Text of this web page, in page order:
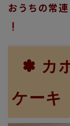
おうちの常
✽ カ
ケーキ